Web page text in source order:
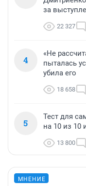
за
22 327
4
«Не
пыталась
убила его
18 658
5
Тест для
на 10 из 10
13 800
МНЕНИЕ